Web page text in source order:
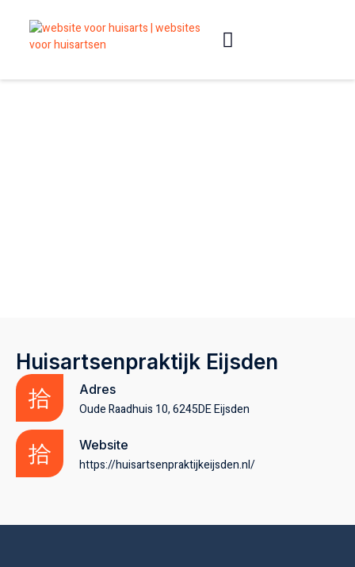
Huisartsenpraktijk Eijsden
Adres
Oude Raadhuis 10, 6245DE Eijsden
Website
https://huisartsenpraktijkeijsden.nl/